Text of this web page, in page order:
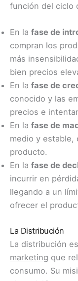
función del ciclo
En la fase de
compran los
más
bien precios
En la fase de
conocido y las
precios e
En la fase de
medio y estable,
producto.
En la fase de
incurrir en
llegando a un
ofrecer el
La Distribución
La distribución
marketing que
consumo. Su